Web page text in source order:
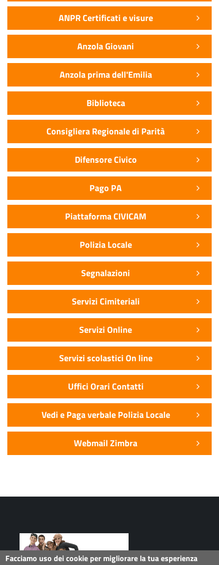
ANPR Certificati e visure
Anzola Giovani
Anzola prima dell'Emilia
Biblioteca
Consigliera Regionale di Parità
Difensore Civico
Pago PA
Piattaforma CIVICAM
Polizia Locale
Segnalazioni
Servizi Cimiteriali
Servizi Online
Servizi scolastici On line
Uffici Orari Contatti
Vedi e Paga verbale Polizia Locale
Webmail Zimbra
Facciamo uso dei cookie per migliorare la tua esperienza